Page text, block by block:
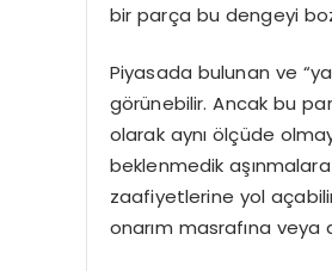
bir parça bu dengeyi
Piyasada bulunan ve
görünebilir. Ancak bu
olarak aynı ölçüde
beklenmedik
zaafiyetlerine yol
onarım masrafına